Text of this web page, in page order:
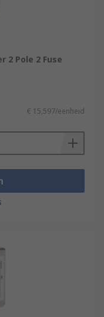
2 Pole 2 Fuse
€ 15,597/eenheid